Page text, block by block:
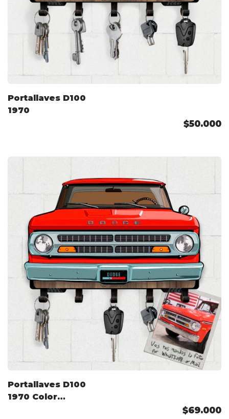
Portallaves D100
1970
$50.000
Portallaves D100
1970 Color
$69.000